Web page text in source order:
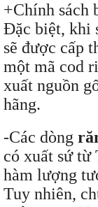
+Chính sách
Đặc biệt, khi
sẽ được cấp
một mã cod
xuất nguồn
hãng.
-Các dòng
có xuất sứ từ
hàm lượng
Tuy nhiên,